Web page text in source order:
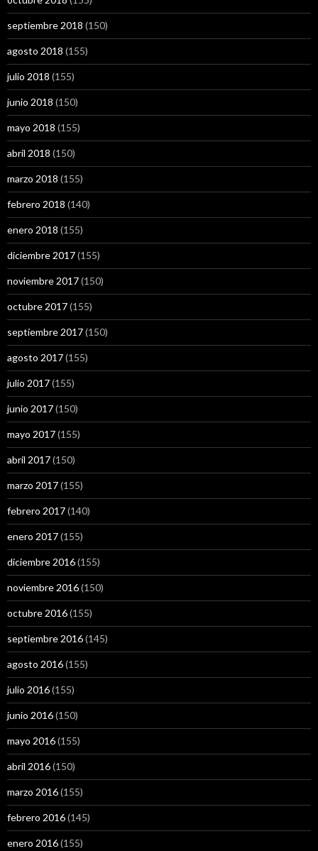
septiembre 2018 (150)
agosto 2018 (155)
julio 2018 (155)
junio 2018 (150)
mayo 2018 (155)
abril 2018 (150)
marzo 2018 (155)
febrero 2018 (140)
enero 2018 (155)
diciembre 2017(155)
noviembre 2017(150)
octubre 2017(155)
septiembre 2017(150)
agosto 2017(155)
julio 2017(155)
junio 2017(150)
mayo 2017(155)
abril 2017(150)
marzo 2017(155)
febrero 2017(140)
enero 2017(155)
diciembre 2016(155)
noviembre 2016(150)
octubre 2016(155)
septiembre 2016(145)
agosto 2016(155)
julio 2016(155)
junio 2016(150)
mayo 2016(155)
abril 2016(150)
marzo 2016(155)
febrero 2016(145)
enero 2016(155)